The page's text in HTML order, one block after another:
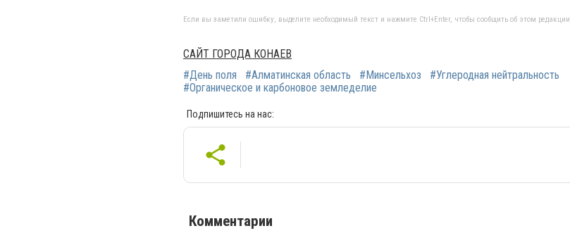
Если вы заметили ошибку, выделите необходимый текст и нажмите Ctrl+Enter, чтобы сообщить об этом редакции
САЙТ ГОРОДА КОНАЕВ
#День поля
#Алматинская область #Минсельхоз
#Углеродная нейтральность
#Органическое и карбоновое земледелие
Подпишитесь на нас:
Комментарии